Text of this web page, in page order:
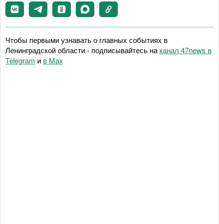
Чтобы первыми узнавать о главных событиях в
Ленинградской области - подписывайтесь на канал 47news в
Telegram и в Maх